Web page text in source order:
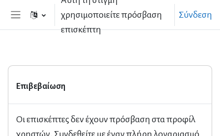
Μετάβαση στο κεντρικό περιεχόμενο
Πλευρικός πίνακας
χρησιμοποιείτε πρόσβαση
επισκέπτη
Σύνδεση
Επιβεβαίωση
Οι επισκέπτες δεν έχουν πρόσβαση στα προφίλ
χρηστών. Συνδεθείτε με έναν πλήρη λογαριασμό